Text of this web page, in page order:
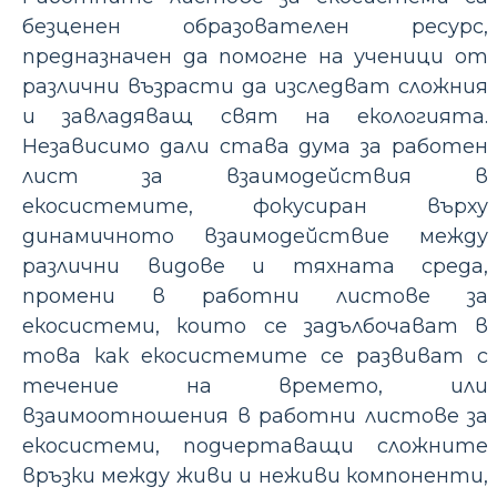
безценен образователен ресурс,
предназначен да помогне на ученици от
различни възрасти да изследват сложния
и завладяващ свят на екологията.
Независимо дали става дума за работен
лист за взаимодействия в
екосистемите, фокусиран върху
динамичното взаимодействие между
различни видове и тяхната среда,
промени в работни листове за
екосистеми, които се задълбочават в
това как екосистемите се развиват с
течение на времето, или
взаимоотношения в работни листове за
екосистеми, подчертаващи сложните
връзки между живи и неживи компоненти,